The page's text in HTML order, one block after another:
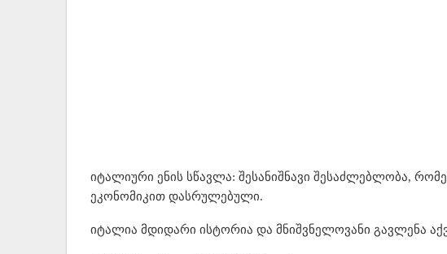
იტალიური ენის სწავლა: შესანიშნავი შესაძლებლობა,
ეკონომიკით დასრულებული.
იტალია მდიდარი ისტორია და მნიშვნელოვანი გავლენა